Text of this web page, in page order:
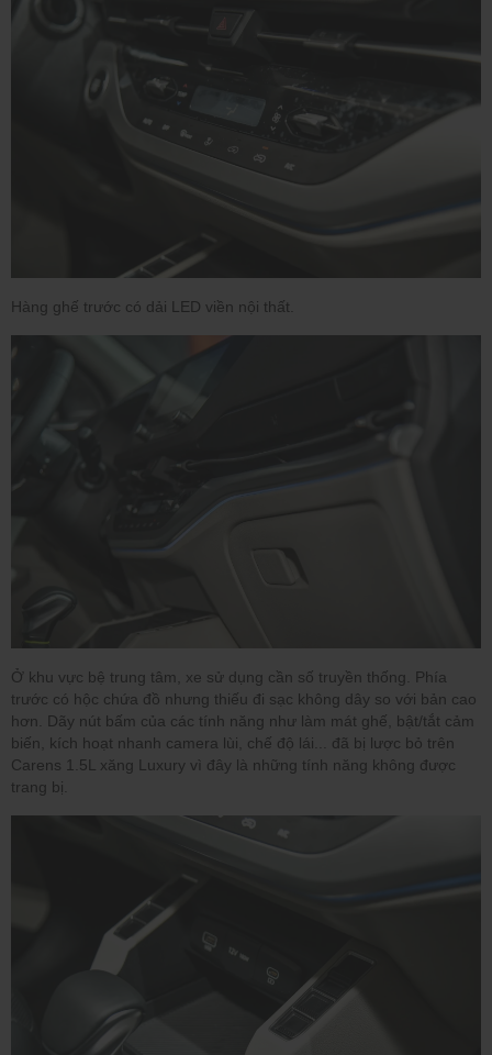
Hàng ghế trước có dải LED viền nội thất.
Ở khu vực bệ trung tâm, xe sử dụng cần số truyền thống. Phía
trước có hộc chứa đồ nhưng thiếu đi sạc không dây so với bản cao
hơn. Dãy nút bấm của các tính năng như làm mát ghế, bật/tắt cảm
biến, kích hoạt nhanh camera lùi, chế độ lái... đã bị lược bỏ trên
Carens 1.5L xăng Luxury vì đây là những tính năng không được
trang bị.